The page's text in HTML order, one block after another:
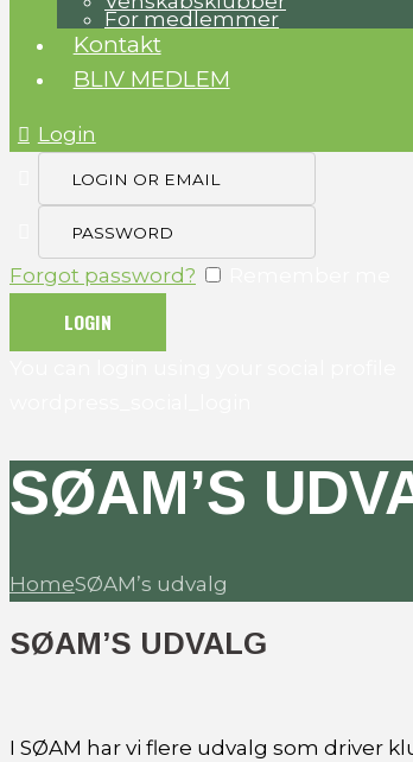
For medlemmer
Kontakt
BLIV MEDLEM
Login
Forgot password?
SØAM’S
HomeSØAM’s udvalg
SØAM’S UDVALG
I SØAM har vi flere udvalg som driver